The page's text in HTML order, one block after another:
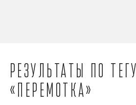
Результаты по тегу
«Перемотка»